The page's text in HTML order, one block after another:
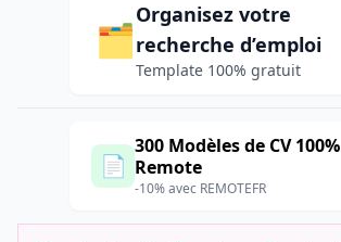
🗂️
Organisez votre
recherche d’emploi
Template 100% gratuit
📄
300 Modèles de CV 100%
Remote
-10% avec REMOTEFR